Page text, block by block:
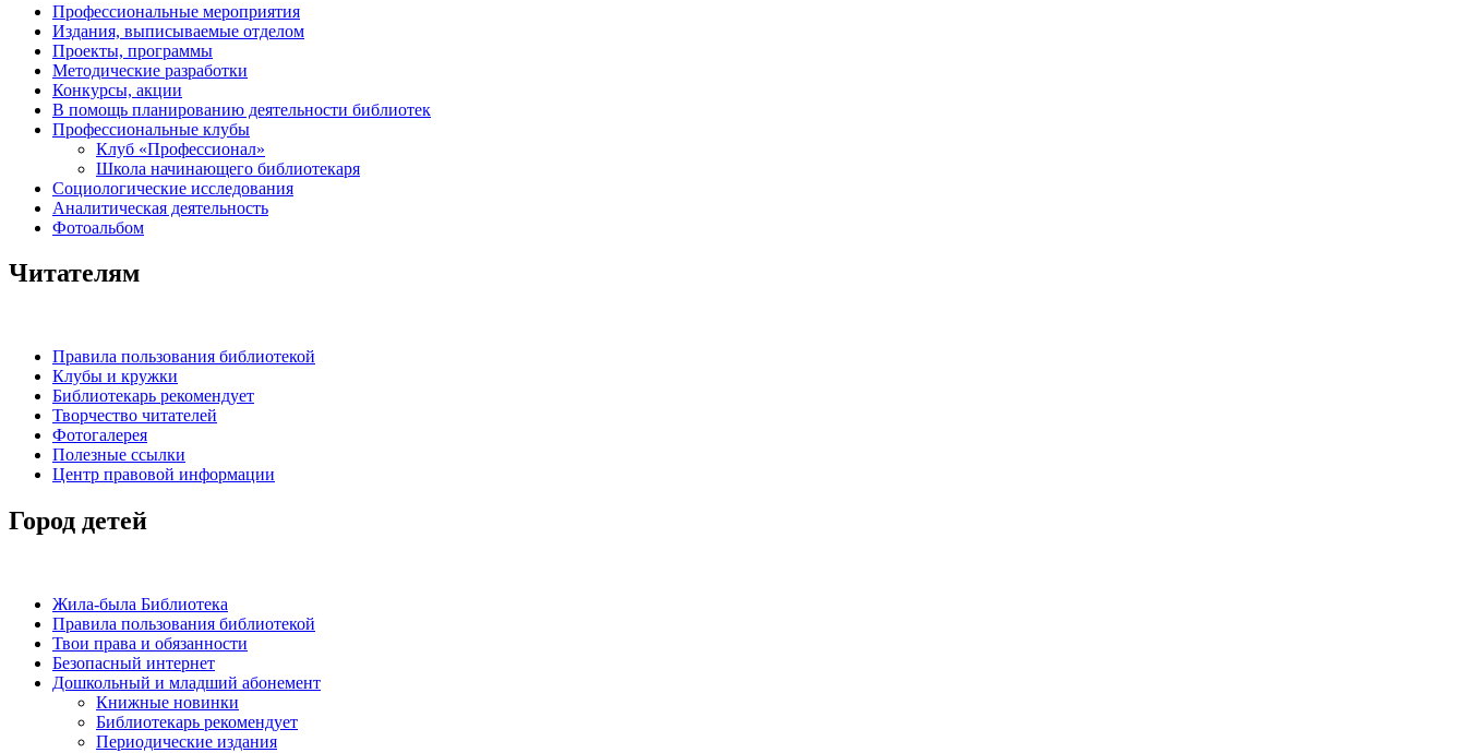
Профессиональные мероприятия
Издания, выписываемые отделом
Проекты, программы
Методические разработки
Конкурсы, акции
В помощь планированию деятельности библиотек
Профессиональные клубы
Клуб «Профессионал»
Школа начинающего библиотекаря
Социологические исследования
Аналитическая деятельность
Фотоальбом
Читателям
Правила пользования библиотекой
Клубы и кружки
Библиотекарь рекомендует
Творчество читателей
Фотогалерея
Полезные ссылки
Центр правовой информации
Город детей
Жила-была Библиотека
Правила пользования библиотекой
Твои права и обязанности
Безопасный интернет
Дошкольный и младший абонемент
Книжные новинки
Библиотекарь рекомендует
Периодические издания